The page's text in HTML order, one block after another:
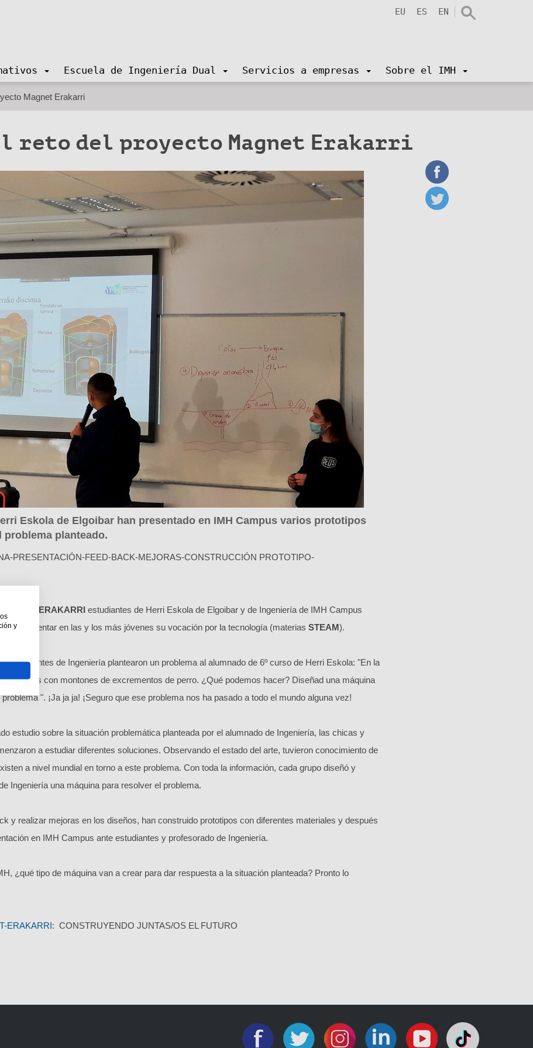
EU ES EN
Escuela de Ingeniería Dual Servicios a empresas Sobre el IMH
Magnet Erakarri
reto del proyecto Magnet Erakarri
Eskola de Elgoibar han presentado en IMH Campus varios prototipos
problema planteado.
PRESENTACIÓN-FEED-BACK-MEJORAS-CONSTRUCCIÓN PROTOTIPO-
MAGNET ERAKARRI estudiantes de Herri Eskola de Elgoibar y de Ingeniería de IMH Campus
de fomentar en las y los más jóvenes su vocación por la tecnología (materias STEAM).
estudiantes de Ingeniería plantearon un problema al alumnado de 6º curso de Herri Eskola: "En la
con montones de excrementos de perro. ¿Qué podemos hacer? Diseñad una máquina
". ¡Ja ja ja! ¡Seguro que ese problema nos ha pasado a todo el mundo alguna vez!
estudio sobre la situación problemática planteada por el alumnado de Ingeniería, las chicas y
a estudiar diferentes soluciones. Observando el estado del arte, tuvieron conocimiento de
a nivel mundial en torno a este problema. Con toda la información, cada grupo diseñó y
Ingeniería una máquina para resolver el problema.
y realizar mejoras en los diseños, han construido prototipos con diferentes materiales y después
en IMH Campus ante estudiantes y profesorado de Ingeniería.
¿qué tipo de máquina van a crear para dar respuesta a la situación planteada? Pronto lo
ERAKARRI: CONSTRUYENDO JUNTAS/OS EL FUTURO
y